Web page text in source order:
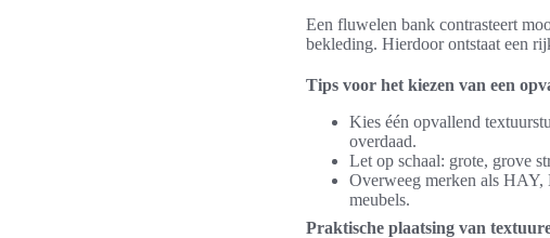
Een fluwelen bank contrasteert
bekleding. Hierdoor ontstaat een
Tips voor het kiezen van een
Kies één opvallend
overdaad.
Let op schaal: grote, grove
Overweeg merken als HAY,
meubels.
Praktische plaatsing van